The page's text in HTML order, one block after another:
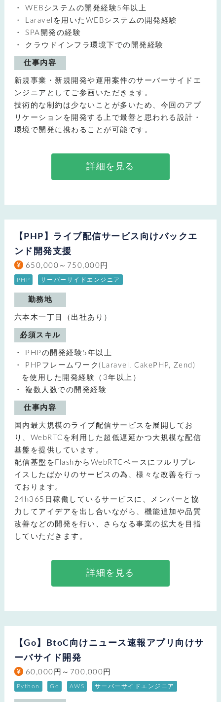
WEBシステムの開発経験5年以上
Laravelを用いたWEBシステムの開発経験
SPA開発の経験
クラウドインフラ環境下での開発経験
仕事内容
新規事業・新規開発や運用案件のサーバーサイドエ
ンジニアとしてご参画いただきます。
技術的な制約は少ないことが多いため、今回のアプ
リケーションを開発する上で最善と思われる設計・
環境で開発に携わることが可能です。
詳細を見る
【PHP】ライブ配信サービス向けバックエ
ンド開発支援
650,000～750,000円
PHP サーバーサイドエンジニア
勤務地
六本木一丁目（出社あり）
必須スキル
PHPの開発経験5年以上
PHPフレームワーク(Laravel, CakePHP, Zend)
を使用した開発経験（3年以上）
複数人数での開発経験
仕事内容
国内最大規模のライブ配信サービスを展開してお
り、WebRTCを利用した超低遅延かつ大規模な配信
基盤を提供しています。
配信基盤をFlashからWebRTCベースにフルリプレ
イスしたばかりのサービスの為、様々な改善を行っ
ております。
24h365日稼働しているサービスに、メンバーと協
力してアイデアを出し合いながら、機能追加や品質
改善などの開発を行い、さらなる事業の拡大を目指
していただきます。
詳細を見る
【Go】BtoC向けニュース速報アプリ向けサ
ーバサイド開発
60,000円～700,000円
Python Go AWS サーバーサイドエンジニア